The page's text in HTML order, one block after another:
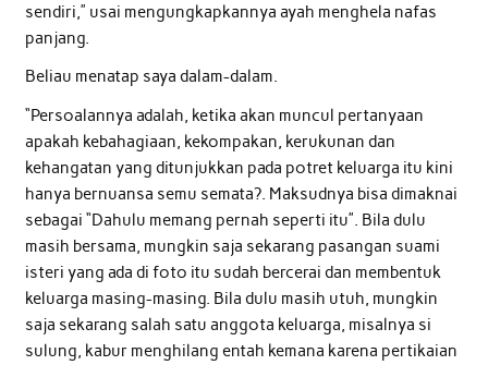
sendiri,” usai mengungkapkannya ayah menghela nafas
panjang.
Beliau menatap saya dalam-dalam.
“Persoalannya adalah, ketika akan muncul pertanyaan
apakah kebahagiaan, kekompakan, kerukunan dan
kehangatan yang ditunjukkan pada potret keluarga itu kini
hanya bernuansa semu semata?. Maksudnya bisa dimaknai
sebagai “Dahulu memang pernah seperti itu”. Bila dulu
masih bersama, mungkin saja sekarang pasangan suami
isteri yang ada di foto itu sudah bercerai dan membentuk
keluarga masing-masing. Bila dulu masih utuh, mungkin
saja sekarang salah satu anggota keluarga, misalnya si
sulung, kabur menghilang entah kemana karena pertikaian